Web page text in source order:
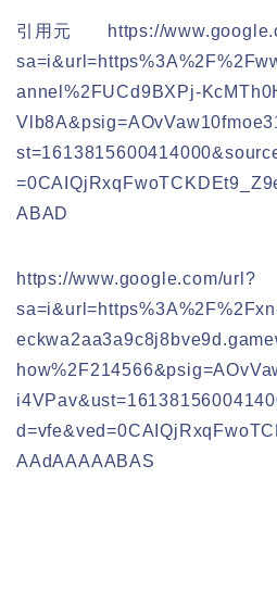
引用元 https://
annel%2FUCd9BXPj-
ABAD
https://www.google.com/url?
AAdAAAAABAS